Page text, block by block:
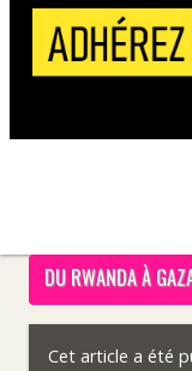
DU RWANDA À
Cet article a été